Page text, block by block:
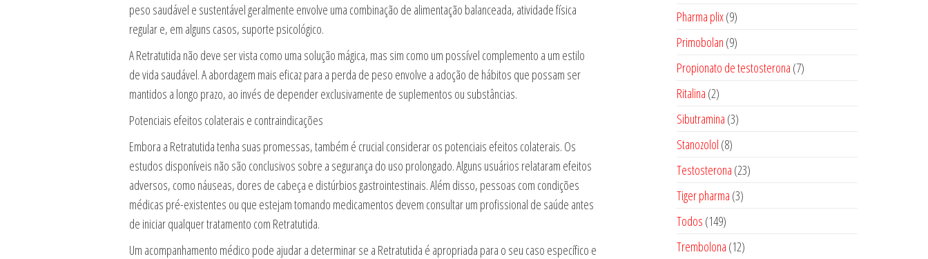
peso saudável e sustentável geralmente envolve uma combinação de alimentação balanceada, atividade física
regular e, em alguns casos, suporte psicológico.
A Retratutida não deve ser vista como uma solução mágica, mas sim como um possível complemento a um estilo
de vida saudável. A abordagem mais eficaz para a perda de peso envolve a adoção de hábitos que possam ser
mantidos a longo prazo, ao invés de depender exclusivamente de suplementos ou substâncias.
Potenciais efeitos colaterais e contraindicações
Embora a Retratutida tenha suas promessas, também é crucial considerar os potenciais efeitos colaterais. Os
estudos disponíveis não são conclusivos sobre a segurança do uso prolongado. Alguns usuários relataram efeitos
adversos, como náuseas, dores de cabeça e distúrbios gastrointestinais. Além disso, pessoas com condições
médicas pré-existentes ou que estejam tomando medicamentos devem consultar um profissional de saúde antes
de iniciar qualquer tratamento com Retratutida.
Um acompanhamento médico pode ajudar a determinar se a Retratutida é apropriada para o seu caso específico e
Pharma plix 99
produtos
Primobolan 99
produtos
Propionato de testosterona 77
Ritalina 22
produtos
Sibutramina 33
Stanozolol 88
produtos
Testosterona 2323
Tiger pharma 33
Todos 149149
produtos
Trembolona 1212